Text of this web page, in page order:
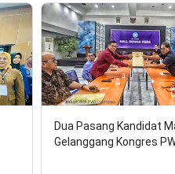
Dua Pasang Kandidat
Gelanggang Kongres